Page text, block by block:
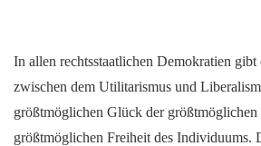
In allen rechtsstaatlichen Demokratien gibt
zwischen dem Utilitarismus und
größtmöglichen Glück der
größtmöglichen Freiheit des Individuums.